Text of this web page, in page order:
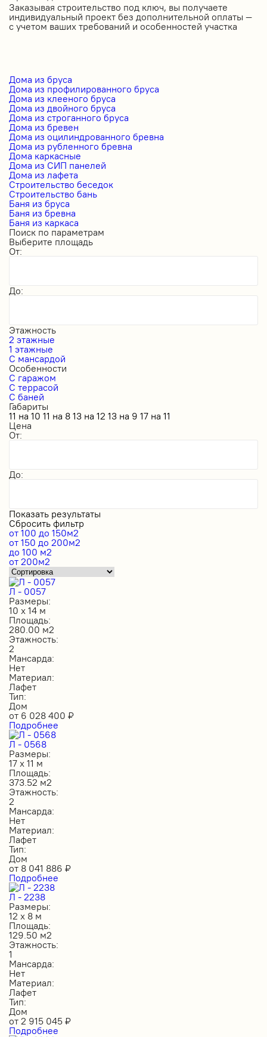
Заказывая строительство под ключ, вы получаете
индивидуальный проект без дополнительной оплаты —
с учетом ваших требований и особенностей участка
Дома из бруса
Дома из профилированного бруса
Дома из клееного бруса
Дома из двойного бруса
Дома из строганного бруса
Дома из бревен
Дома из оцилиндрованного бревна
Дома из рубленного бревна
Дома каркасные
Дома из СИП панелей
Дома из лафета
Строительство беседок
Строительство бань
Баня из бруса
Баня из бревна
Баня из каркаса
Поиск по параметрам
Выберите площадь
От:
До:
Этажность
2 этажные
1 этажные
С мансардой
Особенности
С гаражом
С террасой
С баней
Габариты
11 на 10 11 на 8 13 на 12 13 на 9 17 на 11
Цена
От:
До:
Показать результаты
Сбросить фильтр
от 100 до 150м2
от 150 до 200м2
до 100 м2
от 200м2
Л - 0057
Размеры:
10 х 14 м
Площадь:
280.00 м2
Этажность:
2
Мансарда:
Нет
Материал:
Лафет
Тип:
Дом
от 6 028 400 ₽
Подробнее
Л - 0568
Размеры:
17 х 11 м
Площадь:
373.52 м2
Этажность:
2
Мансарда:
Нет
Материал:
Лафет
Тип:
Дом
от 8 041 886 ₽
Подробнее
Л - 2238
Размеры:
12 х 8 м
Площадь:
129.50 м2
Этажность:
1
Мансарда:
Нет
Материал:
Лафет
Тип:
Дом
от 2 915 045 ₽
Подробнее